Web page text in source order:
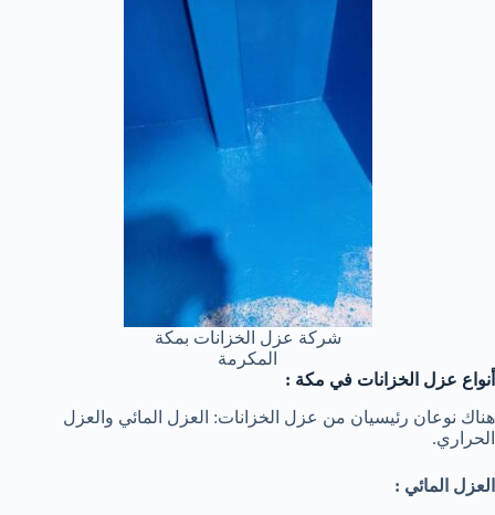
شركة عزل الخزانات بمكة
المكرمة
أنواع عزل الخزانات في مكة :
هناك نوعان رئيسيان من عزل الخزانات: العزل المائي والعزل
الحراري.
العزل المائي :